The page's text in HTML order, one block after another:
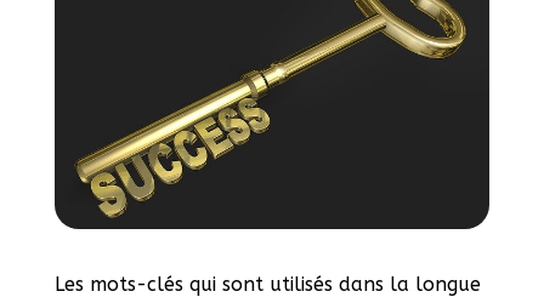
Les mots-clés qui sont utilisés dans la longue